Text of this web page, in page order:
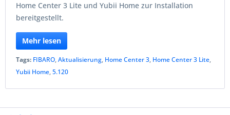
Home Center 3 Lite und Yubii Home zur Installation
bereitgestellt.
Mehr lesen
Tags: FIBARO,Aktualisierung, Home Center 3, Home Center 3 Lite,
Yubii Home,5.120